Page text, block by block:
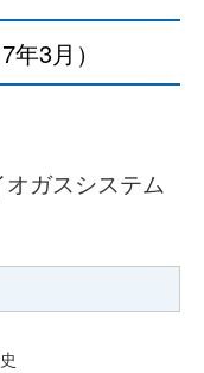
年3月）
ガスシステム